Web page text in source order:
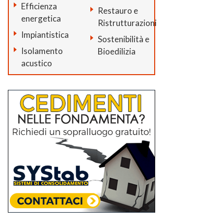
Efficienza
energetica
Impiantistica
Isolamento
acustico
Restauro e
Ristrutturazioni
Sostenibilità e
Bioedilizia